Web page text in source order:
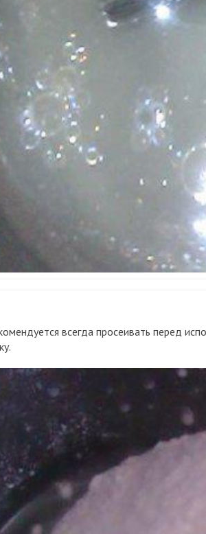
всегда просеивать перед